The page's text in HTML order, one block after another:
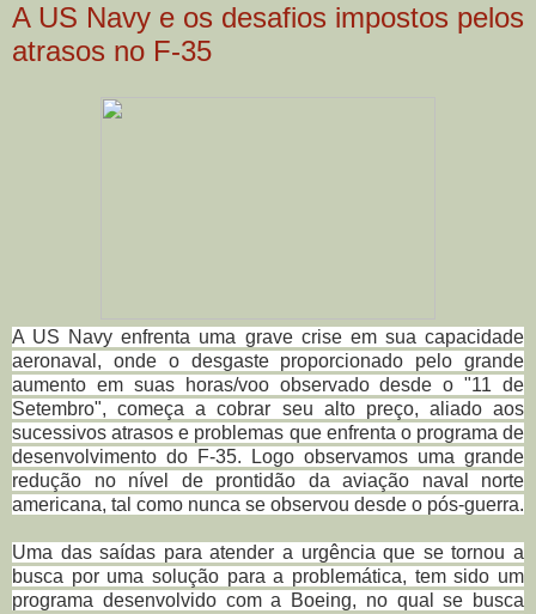
A US Navy e os desafios impostos pelos
atrasos no F-35
A US Navy enfrenta uma grave crise em sua capacidade
aeronaval, onde o desgaste proporcionado pelo grande
aumento em suas horas/voo observado desde o "11 de
Setembro", começa a cobrar seu alto preço, aliado aos
sucessivos atrasos e problemas que enfrenta o programa de
desenvolvimento do F-35. Logo observamos uma grande
redução no nível de prontidão da aviação naval norte
americana, tal como nunca se observou desde o pós-guerra.
Uma das saídas para atender a urgência que se tornou a
busca por uma solução para a problemática, tem sido um
programa desenvolvido com a Boeing, no qual se busca